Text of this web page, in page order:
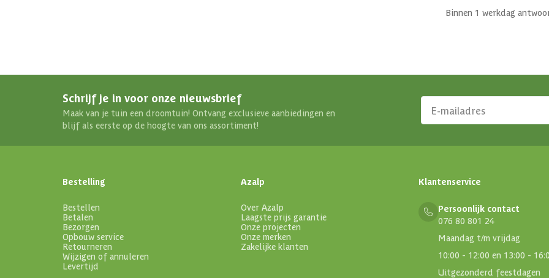
Binnen 1 werkdag
Schrijf je in voor onze nieuwsbrief
Maak van je tuin een droomtuin! Ontvang exclusieve aanbiedingen en
blijf als eerste op de hoogte van ons assortiment!
Bestelling
Bestellen
Betalen
Bezorgen
Opbouw service
Retourneren
Wijzigen of annuleren
Levertijd
Azalp
Over Azalp
Laagste prijs garantie
Onze projecten
Onze merken
Zakelijke klanten
Klantenservice
Persoonlijk contact
076 80 801 24
Maandag t/m vrijdag
10:00 - 12:00 en 13:00 -
Uitgezonderd feestdagen